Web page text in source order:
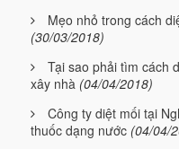
Mẹo nhỏ trong cách
(30/03/2018)
Tại sao phải tìm cách
xây nhà (04/04/2018)
Công ty diệt mối tại
thuốc dạng nước (04/04/